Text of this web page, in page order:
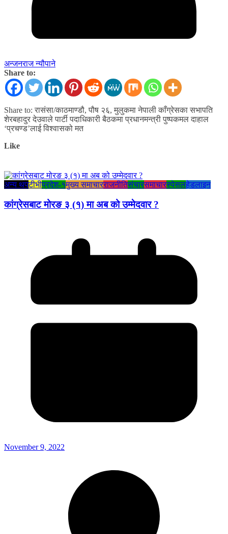
अन्जनराज न्यौपाने
Share to:
Share to: रासंसा/काठमाण्डौ, पौष २६, मुलुकमा नेपाली काँग्रेसका सभापति
शेरबहादुर देउवाले पार्टी पदाधिकारी बैठकमा प्रधानमन्त्री पुष्पकमल दाहाल
‘प्रचण्ड’लाई विश्वासको मत
Like
अन्य थपटीभीप्रदेश-१मुख्य समाचारराजनीतिसंचारसमाचारस्पेसलहेडलाइन
कांग्रेसबाट मोरङ ३ (१) मा अब को उम्मेदवार ?
November 9, 2022